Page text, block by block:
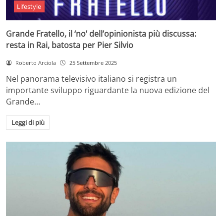
Lifestyle
Grande Fratello, il ‘no’ dell’opinionista più discussa:
resta in Rai, batosta per Pier Silvio
Roberto Arciola 25 Settembre 2025
Nel panorama televisivo italiano si registra un
importante sviluppo riguardante la nuova edizione del
Grande…
Leggi di più